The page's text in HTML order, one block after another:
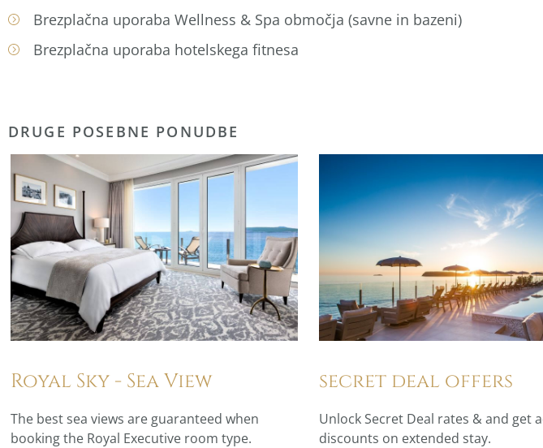
Brezplačna uporaba Wellness & Spa območja (savne in bazeni)
Brezplačna uporaba hotelskega fitnesa
DRUGE POSEBNE PONUDBE
Royal Sky - Sea View
The best sea views are guaranteed when
booking the Royal Executive room type.
secret deal offers
Unlock Secret Deal rates & and get
discounts on extended stay.